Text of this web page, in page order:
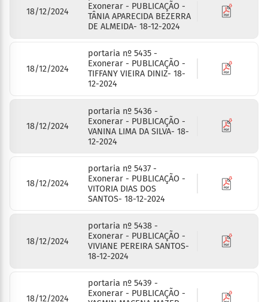
18/12/2024
Exonerar - PUBLICAÇÃO -
TÂNIA APARECIDA BEZERRA
DE ALMEIDA- 18-12-2024
18/12/2024
portaria nº 5435 -
Exonerar - PUBLICAÇÃO -
TIFFANY VIEIRA DINIZ- 18-
12-2024
18/12/2024
portaria nº 5436 -
Exonerar - PUBLICAÇÃO -
VANINA LIMA DA SILVA- 18-
12-2024
18/12/2024
portaria nº 5437 -
Exonerar - PUBLICAÇÃO -
VITORIA DIAS DOS
SANTOS- 18-12-2024
18/12/2024
portaria nº 5438 -
Exonerar - PUBLICAÇÃO -
VIVIANE PEREIRA SANTOS-
18-12-2024
18/12/2024
portaria nº 5439 -
Exonerar - PUBLICAÇÃO -